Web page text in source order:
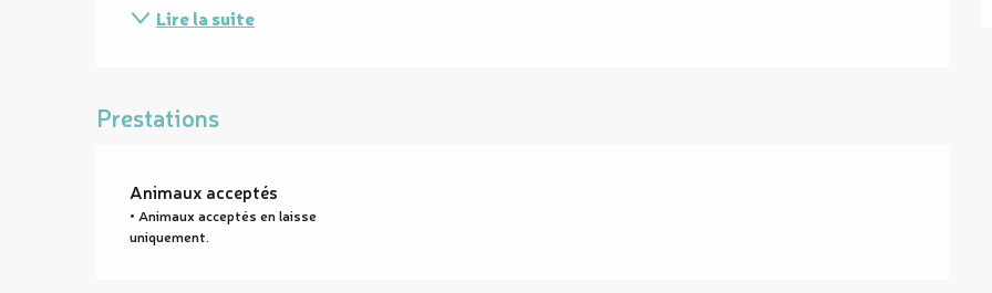
Lire la suite
Prestations
Animaux acceptés
• Animaux acceptés en laisse
uniquement.